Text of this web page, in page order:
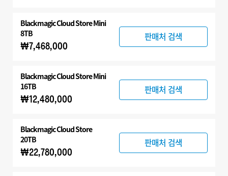
Blackmagic Cloud Store Mini
8TB
₩7,468,000
판매처 검색
Blackmagic Cloud Store Mini
16TB
₩12,480,000
판매처 검색
Blackmagic Cloud Store
20TB
₩22,780,000
판매처 검색